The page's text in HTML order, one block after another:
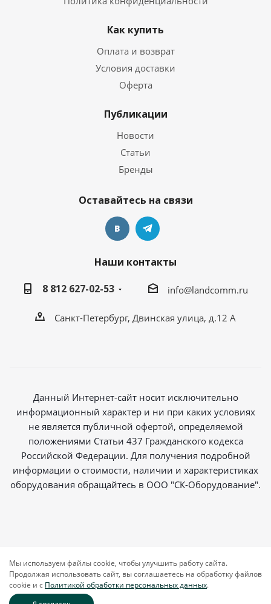
Как купить
Оплата и возврат
Условия доставки
Оферта
Публикации
Новости
Статьи
Бренды
Оставайтесь на связи
Наши контакты
8 812 627-02-53
info@landcomm.ru
Санкт-Петербург, Двинская улица, д.12 А
Данный Интернет-сайт носит исключительно
информационный характер и ни при каких условиях
не является публичной офертой, определяемой
положениями Статьи 437 Гражданского кодекса
Российской Федерации. Для получения подробной
информации о стоимости, наличии и характеристиках
оборудования обращайтесь в ООО "СК-Оборудование".
Мы используем файлы cookie, чтобы улучшить работу сайта.
Продолжая использовать сайт, вы соглашаетесь на обработку файлов
cookie и c Политикой обработки персональных данных.